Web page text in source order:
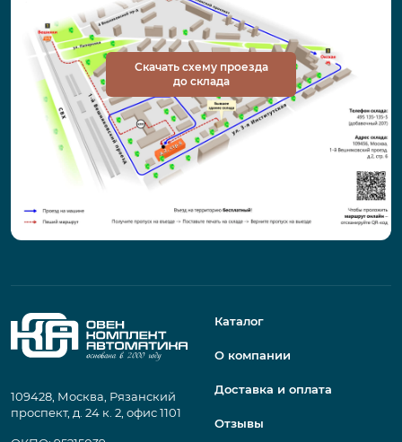
Скачать схему проезда
до склада
109428, Москва, Рязанский
проспект, д. 24 к. 2, офис 1101
Каталог
О компании
Доставка и оплата
Отзывы